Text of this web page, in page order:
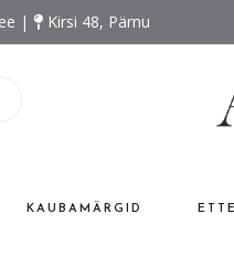
| Kirsi 48, Pärnu
KAUBAMÄRGID